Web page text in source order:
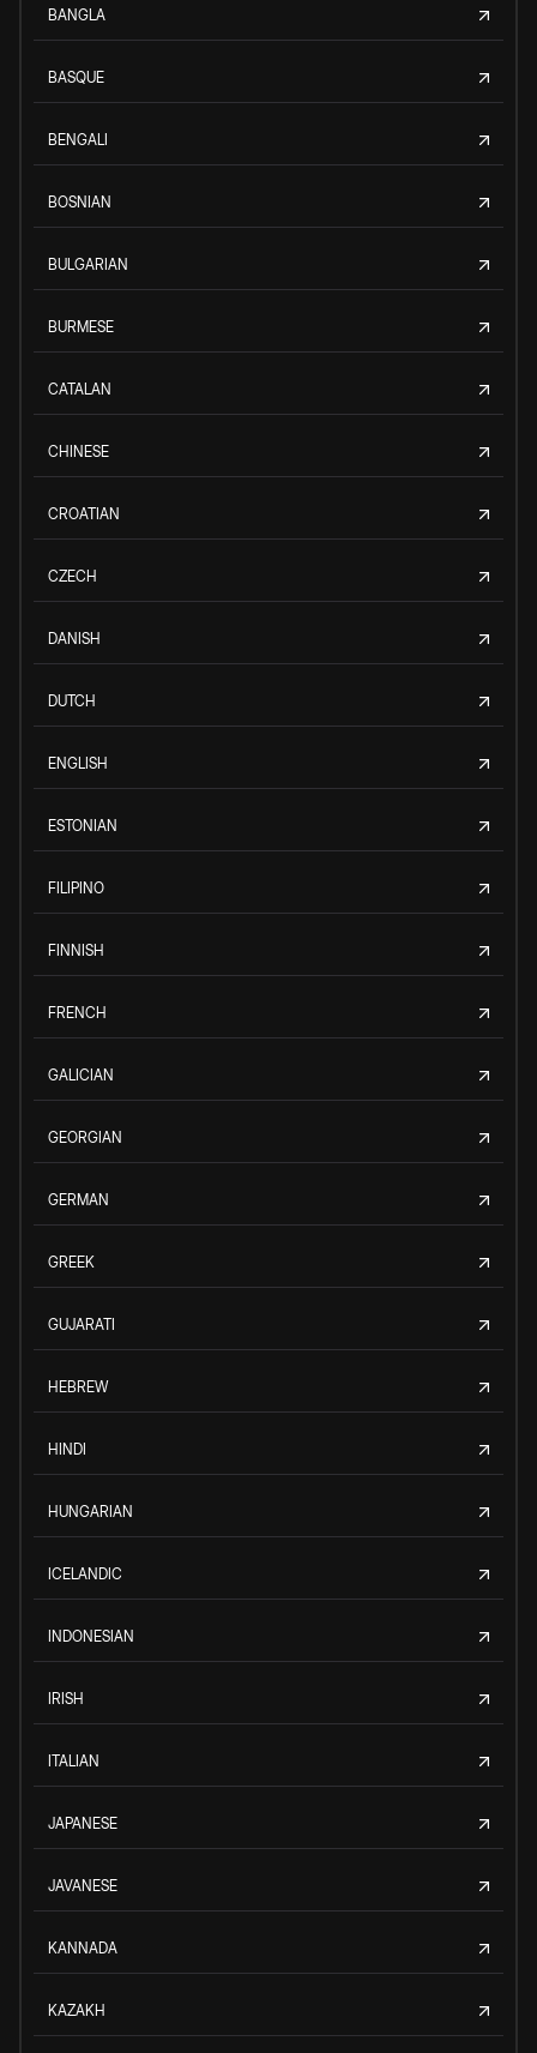
BANGLA
BASQUE
BENGALI
BOSNIAN
BULGARIAN
BURMESE
CATALAN
CHINESE
CROATIAN
CZECH
DANISH
DUTCH
ENGLISH
ESTONIAN
FILIPINO
FINNISH
FRENCH
GALICIAN
GEORGIAN
GERMAN
GREEK
GUJARATI
HEBREW
HINDI
HUNGARIAN
ICELANDIC
INDONESIAN
IRISH
ITALIAN
JAPANESE
JAVANESE
KANNADA
KAZAKH